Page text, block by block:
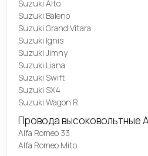
Suzuki Alto
Suzuki Baleno
Suzuki Grand Vitara
Suzuki Ignis
Suzuki Jimny
Suzuki Liana
Suzuki Swift
Suzuki SX4
Suzuki Wagon R
Провода высоковольтные
Alfa Romeo 33
Alfa Romeo Mito